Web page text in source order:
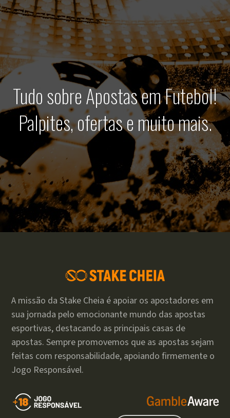
Tudo sobre Apostas em Futebol!
Palpites, ofertas e muito mais.
A missão da Stake Cheia é apoiar os apostadores em
sua jornada pelo emocionante mundo das apostas
esportivas, destacando as principais casas de
apostas. Sempre promovemos que as apostas sejam
feitas com responsabilidade, apoiando firmemente o
Jogo Responsável.